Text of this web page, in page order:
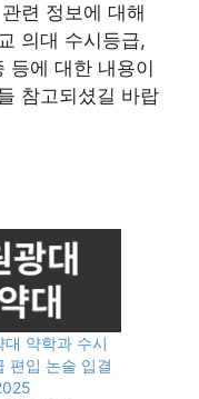
련 정보에 대해
의대 수시등급,
등에 대한 내용이
참고되셨길 바랍
대 약학과 수시
편입 논술 입결